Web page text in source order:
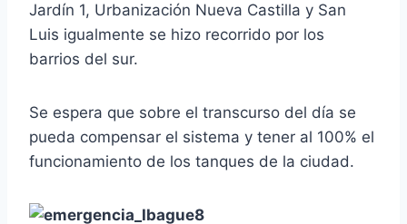
Jardín 1, Urbanización Nueva Castilla y San
Luis igualmente se hizo recorrido por los
barrios del sur.
Se espera que sobre el transcurso del día se
pueda compensar el sistema y tener al 100% el
funcionamiento de los tanques de la ciudad.